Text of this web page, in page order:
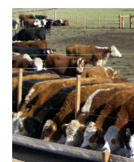
REVISTAS
CATÁLOGO
DE CARNE
EVENTOS Y
CAPACITACIONES
DIRECTORIO
CALENDARIO